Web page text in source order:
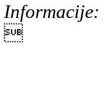
Informacije:
